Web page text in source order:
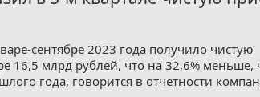
сентябре 2023 года получило чистую
16,5 млрд рублей, что на 32,6% меньше,
года, говорится в отчетности